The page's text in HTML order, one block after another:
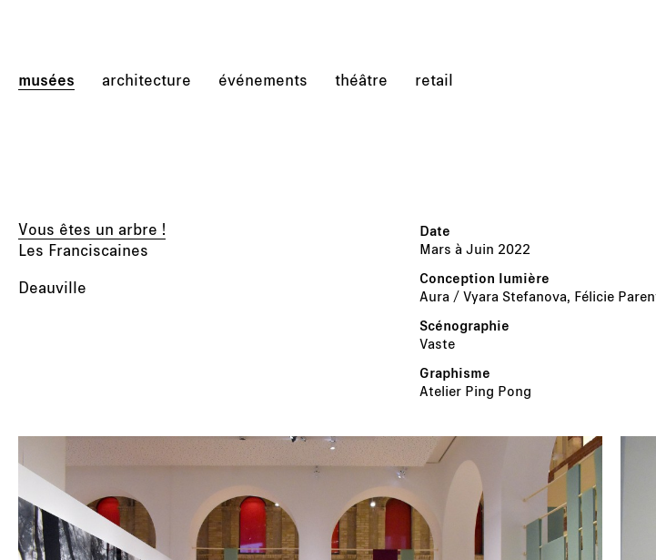
musées architecture événements théâtre retail
Vous êtes un arbre !
Les Franciscaines
Deauville
Mars à Juin 2022
Aura / Vyara Stefanova, Félicie
Vaste
Atelier Ping Pong